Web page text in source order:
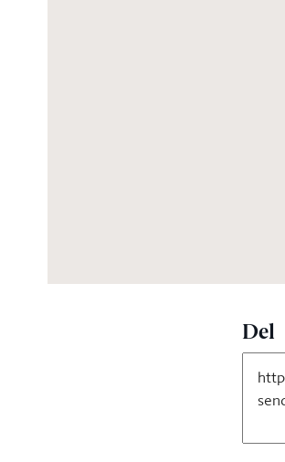
Del